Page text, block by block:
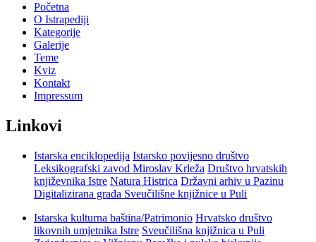
Početna
O Istrapediji
Kategorije
Galerije
Teme
Kviz
Kontakt
Impressum
Linkovi
Istarska enciklopedija Istarsko povijesno društvo
Leksikografski zavod Miroslav Krleža Društvo hrvatskih
književnika Istre Natura Histrica Državni arhiv u Pazinu
Digitalizirana građa Sveučilišne knjižnice u Puli
Istarska kulturna baština/Patrimonio Hrvatsko društvo
likovnih umjetnika Istre Sveučilišna knjižnica u Puli